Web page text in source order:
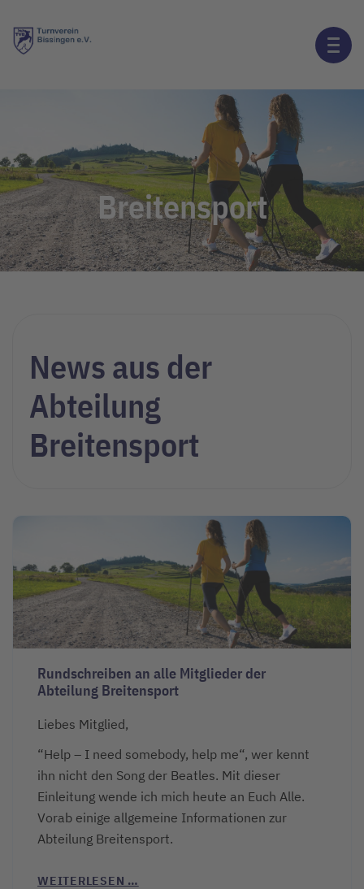
Breitensport
News aus der
Abteilung
Breitensport
Rundschreiben an alle Mitglieder der
Abteilung Breitensport
Liebes Mitglied,
“Help – I need somebody, help me“, wer kennt
ihn nicht den Song der Beatles. Mit dieser
Einleitung wende ich mich heute an Euch Alle.
Vorab einige allgemeine Informationen zur
Abteilung Breitensport.
WEITERLESEN …